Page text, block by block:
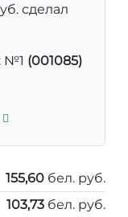
сделал
№1 (001085)
155,60 бел. руб.
103,73 бел. руб.